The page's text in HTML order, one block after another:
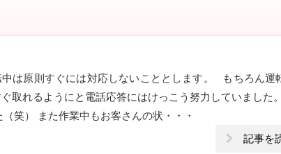
は原則すぐには対応しないこととします。 もちろん運
取れるようにと電話応答にはけっこう努力していました
笑） また作業中もお客さんの状・・・
記事を